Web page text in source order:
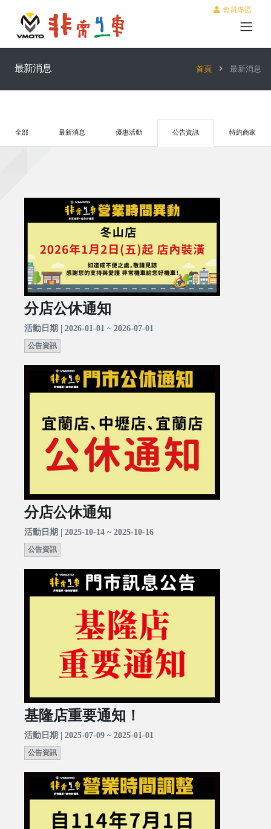
會員專區
最新消息 首頁 最新消息
全部 最新消息 優惠活動 公告資訊 特約商家
分店公休通知
活動日期 | 2026-01-01 ~ 2026-07-01
公告資訊
分店公休通知
活動日期 | 2025-10-14 ~ 2025-10-16
公告資訊
基隆店重要通知！
活動日期 | 2025-07-09 ~ 2025-01-01
公告資訊